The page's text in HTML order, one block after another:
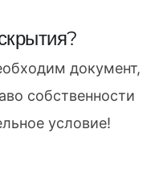
документ,
собственности
условие!